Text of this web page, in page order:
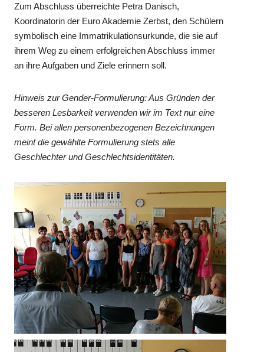
Zum Abschluss überreichte Petra Danisch,
Koordinatorin der Euro Akademie Zerbst, den Schülern
symbolisch eine Immatrikulationsurkunde, die sie auf
ihrem Weg zu einem erfolgreichen Abschluss immer
an ihre Aufgaben und Ziele erinnern soll.
Hinweis zur Gender-Formulierung: Aus Gründen der
besseren Lesbarkeit verwenden wir im Text nur eine
Form. Bei allen personenbezogenen Bezeichnungen
meint die gewählte Formulierung stets alle
Geschlechter und Geschlechtsidentitäten.